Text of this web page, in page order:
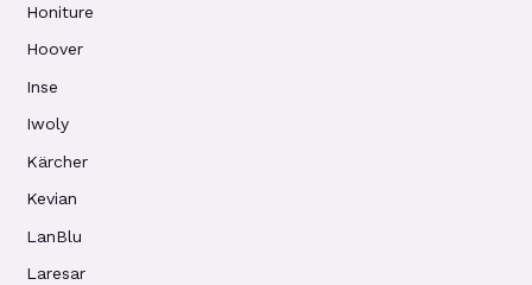
Honiture
Hoover
Inse
Iwoly
Kärcher
Kevian
LanBlu
Laresar